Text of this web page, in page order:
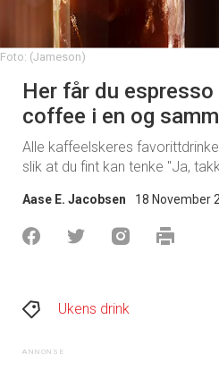
Foto: (Jameson)
Her får du
coffee i en og
Alle kaffeelskeres
slik at du fint kan tenke "Ja,
Aase E. Jacobsen 18 November
Ukens drink